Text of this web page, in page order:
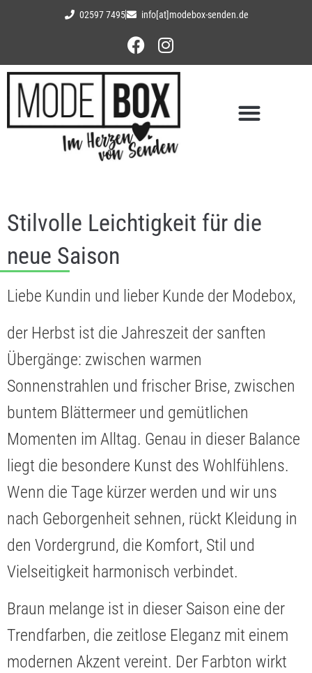
02597 7495 info[at]modebox-senden.de
Stilvolle Leichtigkeit für die
neue Saison
Liebe Kundin und lieber Kunde der Modebox,
der Herbst ist die Jahreszeit der sanften
Übergänge: zwischen warmen
Sonnenstrahlen und frischer Brise, zwischen
buntem Blättermeer und gemütlichen
Momenten im Alltag. Genau in dieser Balance
liegt die besondere Kunst des Wohlfühlens.
Wenn die Tage kürzer werden und wir uns
nach Geborgenheit sehnen, rückt Kleidung in
den Vordergrund, die Komfort, Stil und
Vielseitigkeit harmonisch verbindet.
Braun melange ist in dieser Saison eine der
Trendfarben, die zeitlose Eleganz mit einem
modernen Akzent vereint. Der Farbton wirkt